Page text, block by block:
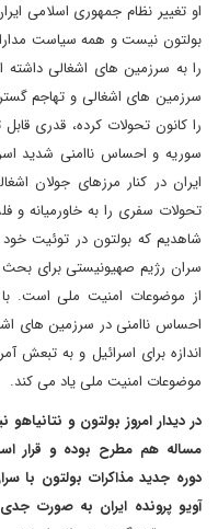
او تغییر نظام جمهوری اسلامی
بولتون نیست و همه سیاست
را به سرزمین های اشغالی داشته
سرزمین های اشغالی و تهاجم
را کانون تحولات کرده، قدری
سوریه و احساس ناامنی شدید
ایران در کنار مرزهای جولان
تحولات سفری را به خاورمیانه و
شاهدیم که بولتون در توئیت
سران رژیم صهیونیستی برای بحث
از موضوعات امنیت ملی است.
احساس ناامنی در سرزمین های
اندازه برای اسرائیل و به تبعش
موضوعات امنیت ملی یاد می کند.
در دیدار امروز بولتون و نتانیاهو
مساله هم مطرح بوده و قرار
دوره جدید مذاکرات بولتون با
آویو پرونده ایران به صورت